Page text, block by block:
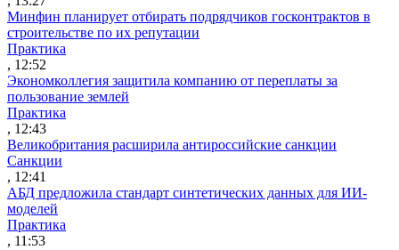
Минфин планирует отбирать подрядчиков госконтрактов в
строительстве по их репутации
Практика
, 12:52
Экономколлегия защитила компанию от переплаты за
пользование землей
Практика
, 12:43
Великобритания расширила антироссийские санкции
Санкции
, 12:41
АБД предложила стандарт синтетических данных для ИИ-
моделей
Практика
, 11:53